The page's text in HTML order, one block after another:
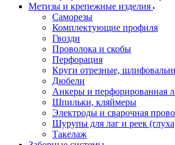
Метизы и крепежные изделия
Саморезы
Комплектующие профиля
Гвозди
Проволока и скобы
Перфорация
Круги отрезные,
Дюбели
Анкеры и перфорированная
Шпильки, кляймеры
Электроды и сварочная
Шурупы для лаг и реек
Такелаж